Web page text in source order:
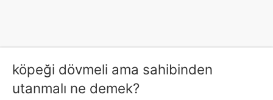
köpeği dövmeli ama sahibinden
utanmalı ne demek?